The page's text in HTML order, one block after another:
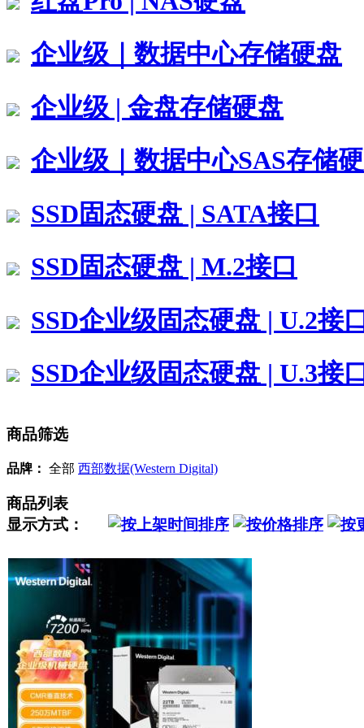
企业级｜数据中心存储硬盘
企业级 | 金盘存储硬盘
企业级｜数据中心SAS存储
SSD固态硬盘 | SATA接口
SSD固态硬盘 | M.2接口
SSD企业级固态硬盘 | U.2接
SSD企业级固态硬盘 | U.3接
商品筛选
品牌： 全部 西部数据(Western Digital)
商品列表
显示方式：